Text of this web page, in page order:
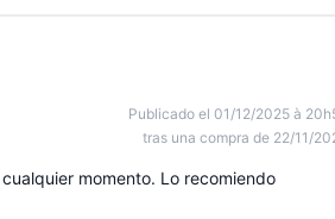
Publicado el 01/12/2025 à
tras una compra de 22/11/
momento. Lo recomiendo